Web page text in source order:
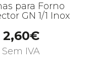
para Forno
GN 1/1 Inox
2,60€
Sem IVA